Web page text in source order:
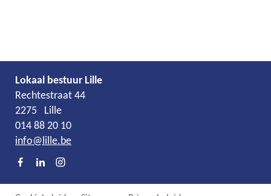
Lokaal bestuur Lille
Adres
Rechtestraat 44
2275
Lille
Tel.
014 88 20 10
E-
mail
info@lille.be